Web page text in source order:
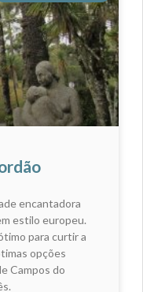
encantadora
estilo europeu.
para curtir a
opções
Campos do